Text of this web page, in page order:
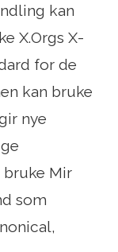
kan
X.Orgs X-
for de
kan bruke
nye
bruke Mir
som